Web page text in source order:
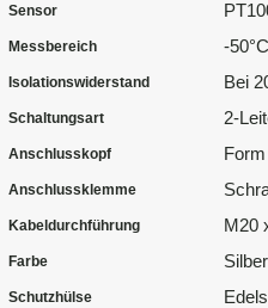
Sensor
Messbereich
Isolationswiderstand
Schaltungsart
Anschlusskopf
Anschlussklemme
Kabeldurchführung
Farbe
Schutzhülse
-
Bei
2-
M20